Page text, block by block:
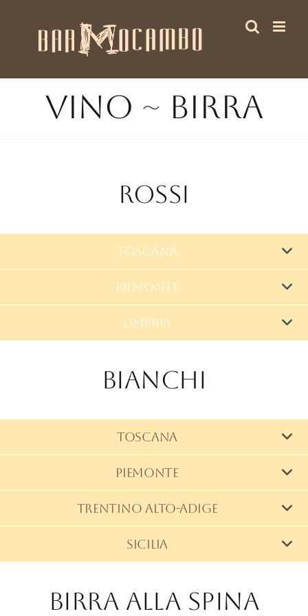
Vino ~ Birra
Rossi
Toscana
PIEMONTE
Umbria
Bianchi
Toscana
PIEMONTE
Trentino Alto-Adige
Sicilia
Birra alla Spina